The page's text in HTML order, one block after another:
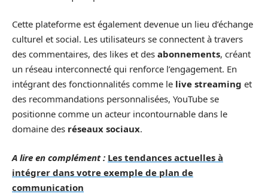
Cette plateforme est également devenue un lieu d’échange
culturel et social. Les utilisateurs se connectent à travers
des commentaires, des likes et des abonnements, créant
un réseau interconnecté qui renforce l’engagement. En
intégrant des fonctionnalités comme le live streaming et
des recommandations personnalisées, YouTube se
positionne comme un acteur incontournable dans le
domaine des réseaux sociaux.
A lire en complément : Les tendances actuelles à
intégrer dans votre exemple de plan de
communication